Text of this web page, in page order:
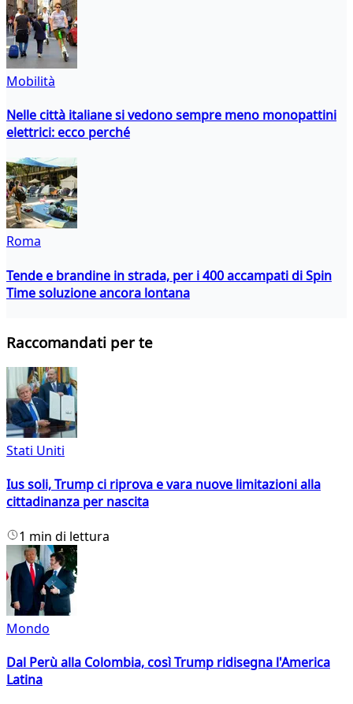
Mobilità
Nelle città italiane si vedono sempre meno monopattini
elettrici: ecco perché
Roma
Tende e brandine in strada, per i 400 accampati di Spin
Time soluzione ancora lontana
Raccomandati per te
Stati Uniti
Ius soli, Trump ci riprova e vara nuove limitazioni alla
cittadinanza per nascita
1 min di lettura
Mondo
Dal Perù alla Colombia, così Trump ridisegna l'America
Latina